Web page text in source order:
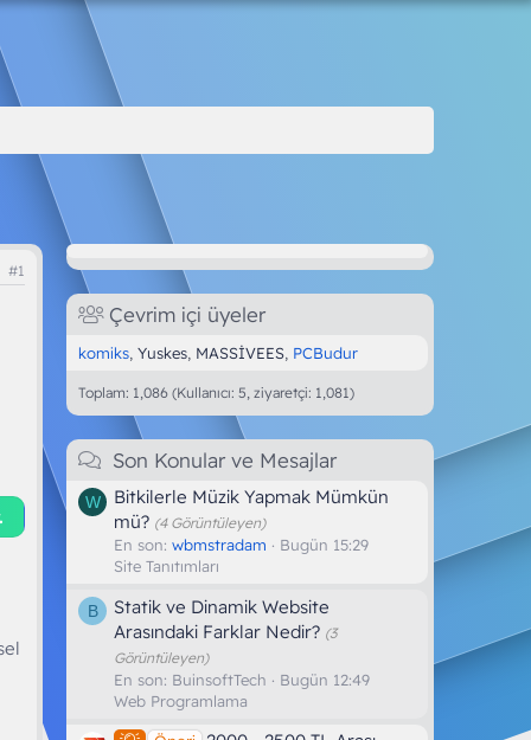
#1
Çevrim içi üyeler
komiks Yuskes MASSİVEES PCBudur
Toplam: 1,086 (Kullanıcı: 5, ziyaretçi: 1,081)
Son Konular ve Mesajlar
W
Bitkilerle Müzik Yapmak Mümkün
mü? (4 Görüntüleyen)
En son: wbmstradam
Bugün 15:29
Site Tanıtımları
B
Statik ve Dinamik Website
Arasındaki Farklar Nedir? (3
Görüntüleyen)
En son: BuinsoftTech
Bugün 12:49
Web Programlama